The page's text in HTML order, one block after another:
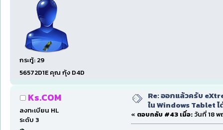
กระทู้: 29
56572D1E คุณ กุ้ง D4D
Ks.COM
ลงทะเบียน HL
ระดับ 3
Re: ออกแล้วครับ
ใน Windows Tablet
« ตอบกลับ #43 เมื่อ: วันที่ 18 พ